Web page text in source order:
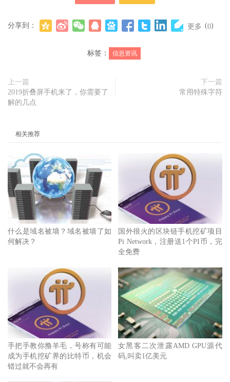
分享到： 更多 (0)
标签： 信息资讯
上一篇
2019折叠屏手机来了，你需要了
解的几点
下一篇
常用特殊字符
相关推荐
什么是域名被墙？域名被墙了如
何解决？
国外很火的区块链手机挖矿项目
Pi Network，注册送1个PI币，完
全免费
手把手教你撸羊毛，号称有可能
成为手机挖矿界的比特币，机会
错过就不会再有
女黑客二次泄露AMD GPU源代
码,叫卖1亿美元